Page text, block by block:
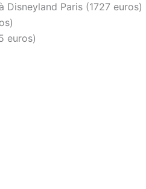
Paris (1727 euros)
euros)